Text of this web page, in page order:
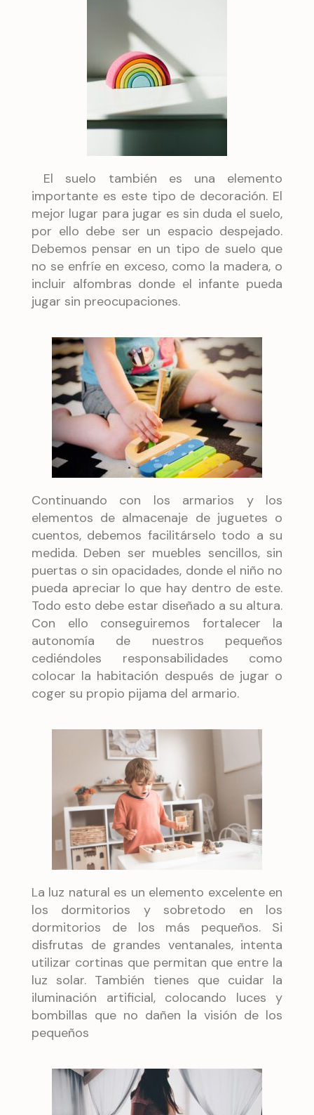
El suelo también es una elemento
importante es este tipo de decoración. El
mejor lugar para jugar es sin duda el suelo,
por ello debe ser un espacio despejado.
Debemos pensar en un tipo de suelo que
no se enfríe en exceso, como la madera, o
incluir alfombras donde el infante pueda
jugar sin preocupaciones.
Continuando con los armarios y los
elementos de almacenaje de juguetes o
cuentos, debemos facilitárselo todo a su
medida. Deben ser muebles sencillos, sin
puertas o sin opacidades, donde el niño no
pueda apreciar lo que hay dentro de este.
Todo esto debe estar diseñado a su altura.
Con ello conseguiremos fortalecer la
autonomía de nuestros pequeños
cediéndoles responsabilidades como
colocar la habitación después de jugar o
coger su propio pijama del armario.
La luz natural es un elemento excelente en
los dormitorios y sobretodo en los
dormitorios de los más pequeños. Si
disfrutas de grandes ventanales, intenta
utilizar cortinas que permitan que entre la
luz solar. También tienes que cuidar la
iluminación artificial, colocando luces y
bombillas que no dañen la visión de los
pequeños